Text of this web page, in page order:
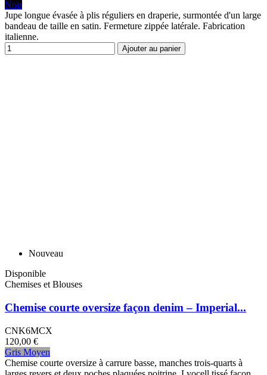
Noir
Jupe longue évasée à plis réguliers en draperie, surmontée d'un large
bandeau de taille en satin. Fermeture zippée latérale. Fabrication
italienne.
Ajouter au panier
Nouveau
Disponible
Chemises et Blouses
Chemise courte oversize façon denim – Imperial...
CNK6MCX
120,00 €
Gris Moyen
Chemise courte oversize à carrure basse, manches trois-quarts à